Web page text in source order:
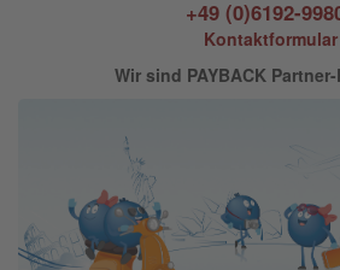
+49 (0)6192-
Kontaktformular
Wir sind PAYBACK